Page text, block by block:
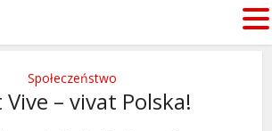
Społeczeństwo
Vive – vivat Polska!